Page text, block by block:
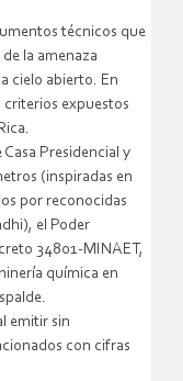
técnicos que
la amenaza
cielo abierto. En
expuestos
Presidencial y
(inspiradas en
por reconocidas
el Poder
34801-MINAET,
química en
emitir sin
con cifras